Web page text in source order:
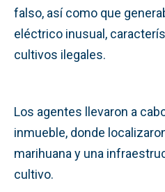
falso, así como que
eléctrico inusual,
cultivos ilegales.
Los agentes llevaron a
inmueble, donde
marihuana y una
cultivo.